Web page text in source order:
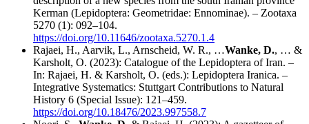
Kerman (Lepidoptera: Geometridae: Ennominae). – Zootaxa
5270 (1): 092–104.
https://doi.org/10.11646/zootaxa.5270.1.4
Rajaei, H., Aarvik, L., Arnscheid, W. R., …Wanke, D., … &
Karsholt, O. (2023): Catalogue of the Lepidoptera of Iran. –
In: Rajaei, H. & Karsholt, O. (eds.): Lepidoptera Iranica. –
Integrative Systematics: Stuttgart Contributions to Natural
History 6 (Special Issue): 121–459.
https://doi.org/10.18476/2023.997558.7